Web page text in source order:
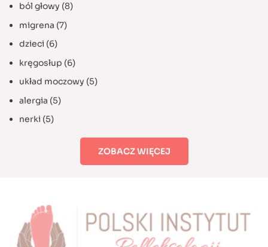
ból głowy (8)
migrena (7)
dzieci (6)
kręgosłup (6)
układ moczowy (5)
alergia (5)
nerki (5)
ZOBACZ WIĘCEJ